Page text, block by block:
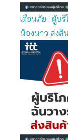
เตือนภัย : ผู้บ
น้องนาว ส่งสิ